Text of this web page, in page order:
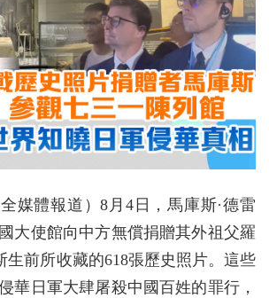
全媒體報道）8月4日，馬庫斯·德雷
大使館向中方無償捐贈其外祖父羅
生前所收藏的618張歷史照片。這些
華日軍大肆屠殺中國百姓的罪行，